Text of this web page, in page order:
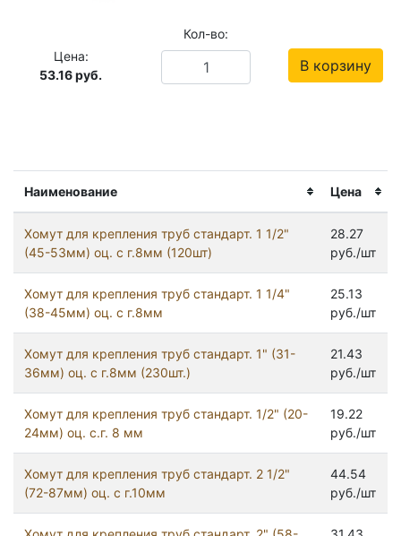
Наименование Цена
Хомут для крепления труб стандарт. 1 1/2"
(45-53мм) оц. с г.8мм (120шт)
28.27
руб./шт
Хомут для крепления труб стандарт. 1 1/4"
(38-45мм) оц. с г.8мм
25.13
руб./шт
Хомут для крепления труб стандарт. 1" (31-
36мм) оц. с г.8мм (230шт.)
21.43
руб./шт
Хомут для крепления труб стандарт. 1/2" (20-
24мм) оц. с.г. 8 мм
19.22
руб./шт
Хомут для крепления труб стандарт. 2 1/2"
(72-87мм) оц. с г.10мм
44.54
руб./шт
Цена:
53.16руб.
Кол-во:
В корзину